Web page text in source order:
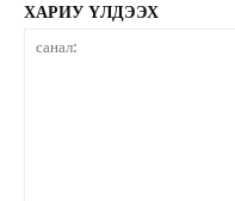
ХАРИУ ҮЛДЭЭХ